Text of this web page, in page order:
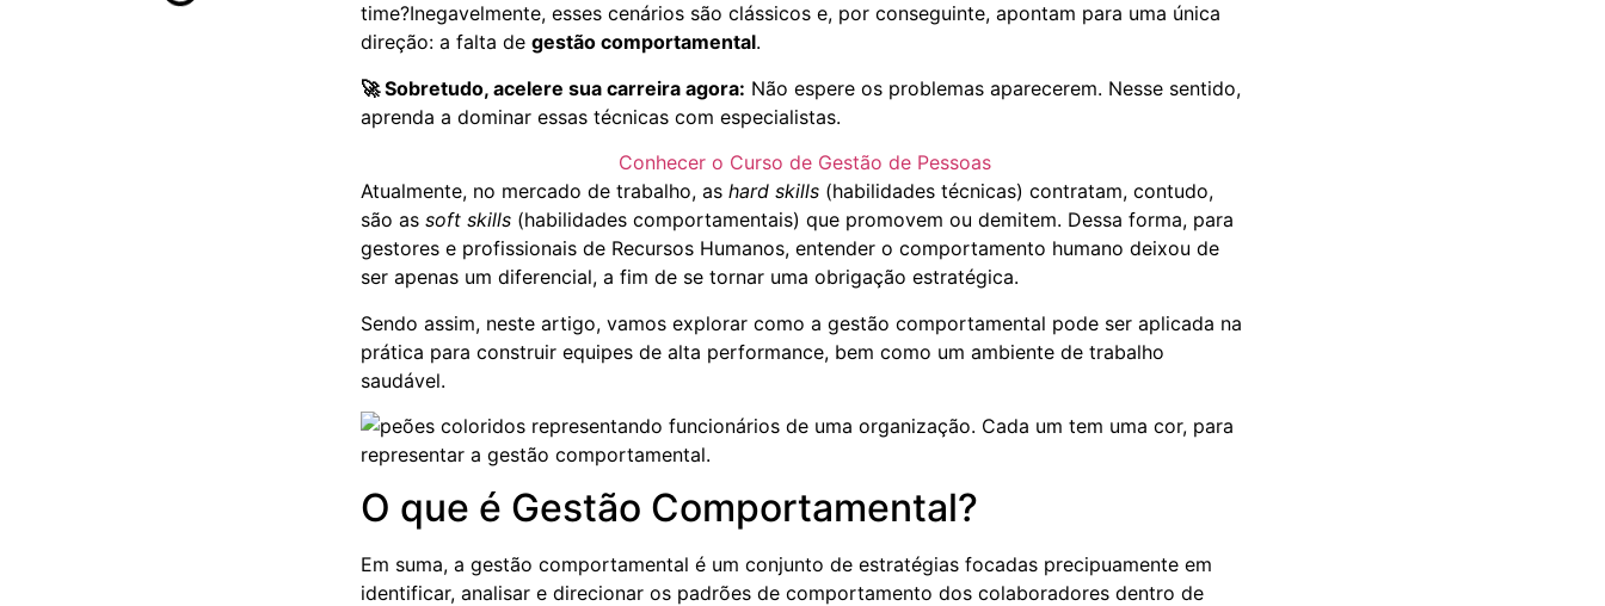
time?Inegavelmente, esses cenários são clássicos e, por conseguinte, apontam para uma única
direção: a falta degestão comportamental.
🚀 Sobretudo, acelere sua carreira agora: Não espere os problemas aparecerem. Nesse sentido,
aprenda a dominar essas técnicas com especialistas.
Conhecer o Curso de Gestão de Pessoas
Atualmente, no mercado de trabalho, ashard skills (habilidades técnicas) contratam, contudo,
são assoft skills (habilidades comportamentais) que promovem ou demitem. Dessa forma, para
gestores e profissionais de Recursos Humanos, entender o comportamento humano deixou de
ser apenas um diferencial, a fim de se tornar uma obrigação estratégica.
Sendo assim, neste artigo, vamos explorar como a gestão comportamental pode ser aplicada na
prática para construir equipes de alta performance, bem como um ambiente de trabalho
saudável.
O que é Gestão Comportamental?
Em suma, a gestão comportamental é um conjunto de estratégias focadas precipuamente em
identificar, analisar e direcionar os padrões de comportamento dos colaboradores dentro de